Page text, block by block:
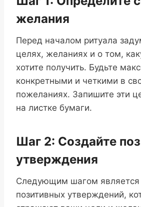
желания
Перед началом ритуала
целях, желаниях и о том,
хотите получить. Будьте
конкретными и четкими в
пожеланиях. Запишите эти
на листке бумаги.
Шаг 2: Создайте
утверждения
Следующим шагом является
позитивных утверждений,